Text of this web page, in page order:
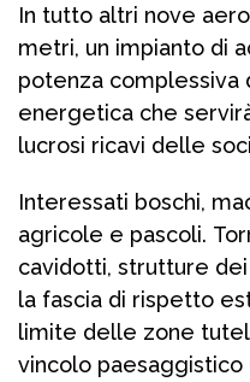
In tutto altri nove
metri, un impianto di
potenza complessiva
energetica che
lucrosi ricavi delle
Interessati boschi,
agricole e pascoli.
cavidotti, strutture
la fascia di rispetto
limite delle zone
vincolo